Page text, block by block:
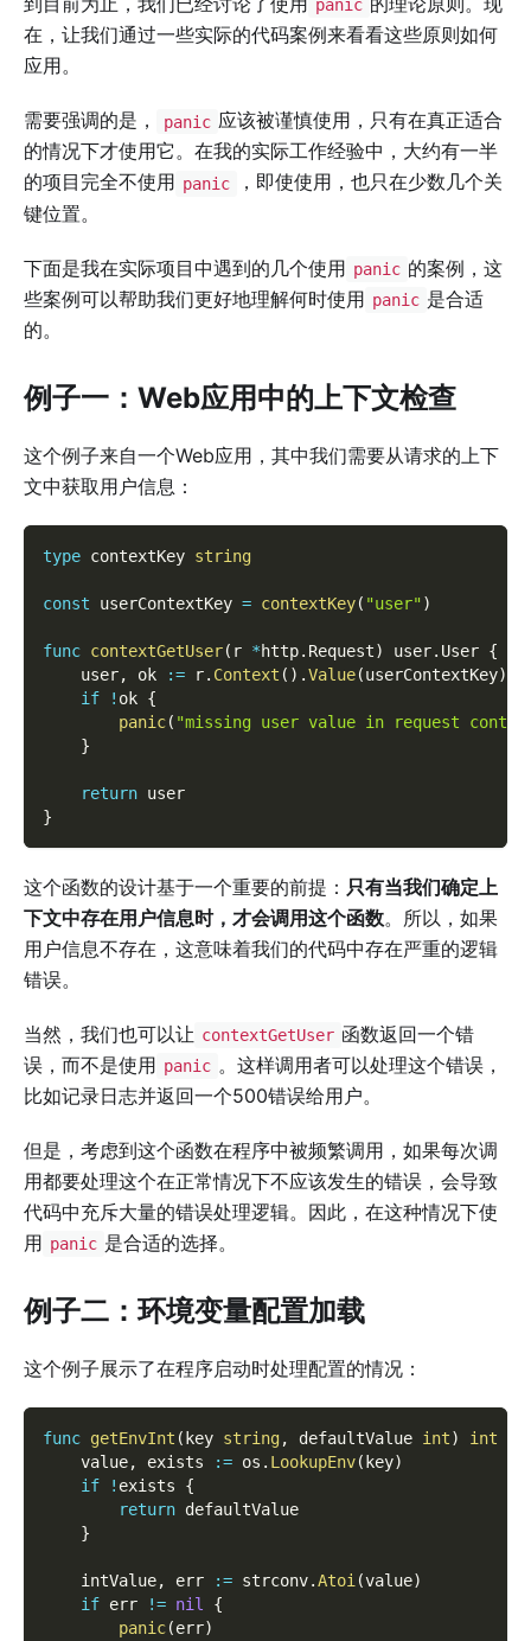
panic
在，让我们通过一些实际的代码案例来看看这些原则如何
应用。
需要强调的是， panic 应该被谨慎使用，只有在真正适合
的情况下才使用它。在我的实际工作经验中，大约有一半
的项目完全不使用 panic
，即使使用，也只在少数几个关
键位置。
下面是我在实际项目中遇到的几个使用 panic 的案例，这
些案例可以帮助我们更好地理解何时使用 panic 是合适
的。
例子一：Web应用中的上下文检查
这个例子来自一个Web应用，其中我们需要从请求的上下
文中获取用户信息：
type contextKey string
const userContextKey = contextKey( "user")
func contextGetUser( r *http. Request) user. User {
    user
, ok := r. Context ( ) .Value(userContextKey)
if
! ok {
panic( "missing user value in request
}
return user
}
这个函数的设计基于一个重要的前提： 只有当我们确定上
下文中存在用户信息时，才会调用这个函数。所以，如果
用户信息不存在，这意味着我们的代码中存在严重的逻辑
错误。
当然，我们也可以让 contextGetUser 函数返回一个错
误，而不是使用 panic 。这样调用者可以处理这个错误，
比如记录日志并返回一个500错误给用户。
但是，考虑到这个函数在程序中被频繁调用，如果每次调
用都要处理这个在正常情况下不应该发生的错误，会导致
代码中充斥大量的错误处理逻辑。因此，在这种情况下使
用 panic 是合适的选择。
例子二：环境变量配置加载
这个例子展示了在程序启动时处理配置的情况：
func getEnvInt ( key string, defaultValue int) int
    value
, exists := os . LookupEnv( key)
if
! exists {
return defaultValue
}
    intValue
, err := strconv.Atoi(value)
if err != nil
{
panic(err)